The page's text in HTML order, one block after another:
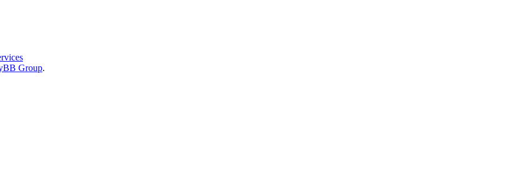
Group.